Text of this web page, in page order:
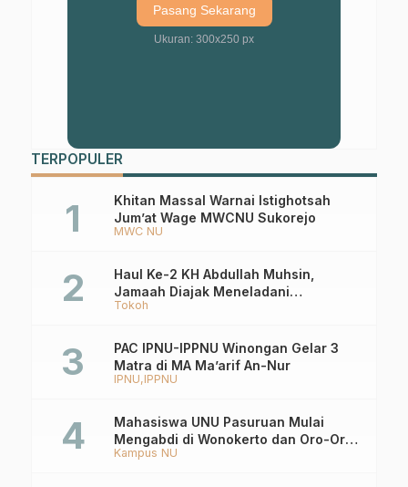
Pasang Sekarang
Ukuran: 300x250 px
TERPOPULER
MWC NU
Khitan Massal Warnai Istighotsah
Jum’at Wage MWCNU Sukorejo
Tokoh
Haul Ke-2 KH Abdullah Muhsin,
Jamaah Diajak Meneladani
Keistiqamahan
IPNU IPPNU
PAC IPNU-IPPNU Winongan Gelar 3
Matra di MA Ma’arif An-Nur
Kampus NU
Mahasiswa UNU Pasuruan Mulai
Mengabdi di Wonokerto dan Oro-Oro
Ombo Wetan Berikut Programnya